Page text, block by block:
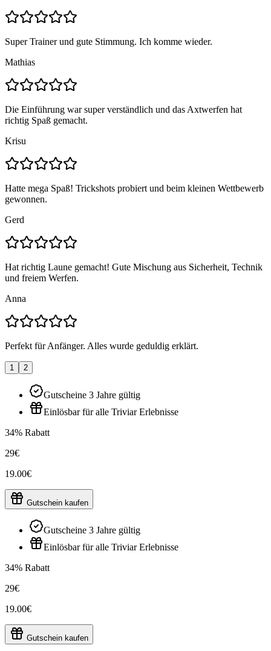
Super Trainer und gute Stimmung. Ich komme wieder.
Mathias
Die Einführung war super verständlich und das Axtwerfen hat
richtig Spaß gemacht.
Krisu
Hatte mega Spaß! Trickshots probiert und beim kleinen Wettbewerb
gewonnen.
Gerd
Hat richtig Laune gemacht! Gute Mischung aus Sicherheit, Technik
und freiem Werfen.
Anna
Perfekt für Anfänger. Alles wurde geduldig erklärt.
1 2
Gutscheine 3 Jahre gültig
Einlösbar für alle Triviar Erlebnisse
34% Rabatt
29€
19.00€
Gutschein kaufen
Gutscheine 3 Jahre gültig
Einlösbar für alle Triviar Erlebnisse
34% Rabatt
29€
19.00€
Gutschein kaufen